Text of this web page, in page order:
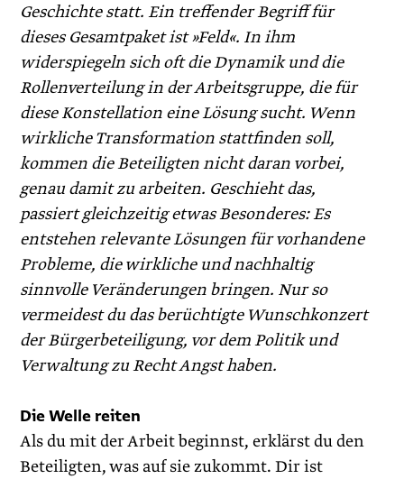
Geschichte statt. Ein treffender Begriff für
dieses Gesamtpaket ist »Feld«. In ihm
widerspiegeln sich oft die Dynamik und die
Rollenverteilung in der Arbeitsgruppe, die für
diese Konstellation eine Lösung sucht. Wenn
wirkliche Transformation stattfinden soll,
kommen die Beteiligten nicht daran vorbei,
genau damit zu arbeiten. Geschieht das,
passiert gleichzeitig etwas Besonderes: Es
entstehen relevante Lösungen für vorhandene
Pro­bleme, die wirkliche und nachhaltig
sinnvolle Veränderungen bringen. Nur so
vermeidest du das berüchtigte Wunschkonzert
der Bürgerbeteiligung, vor dem Politik und
Verwaltung zu Recht Angst haben.
Die Welle reiten
Als du mit der Arbeit beginnst, erklärst du den
Beteiligten, was auf sie zukommt. Dir ist